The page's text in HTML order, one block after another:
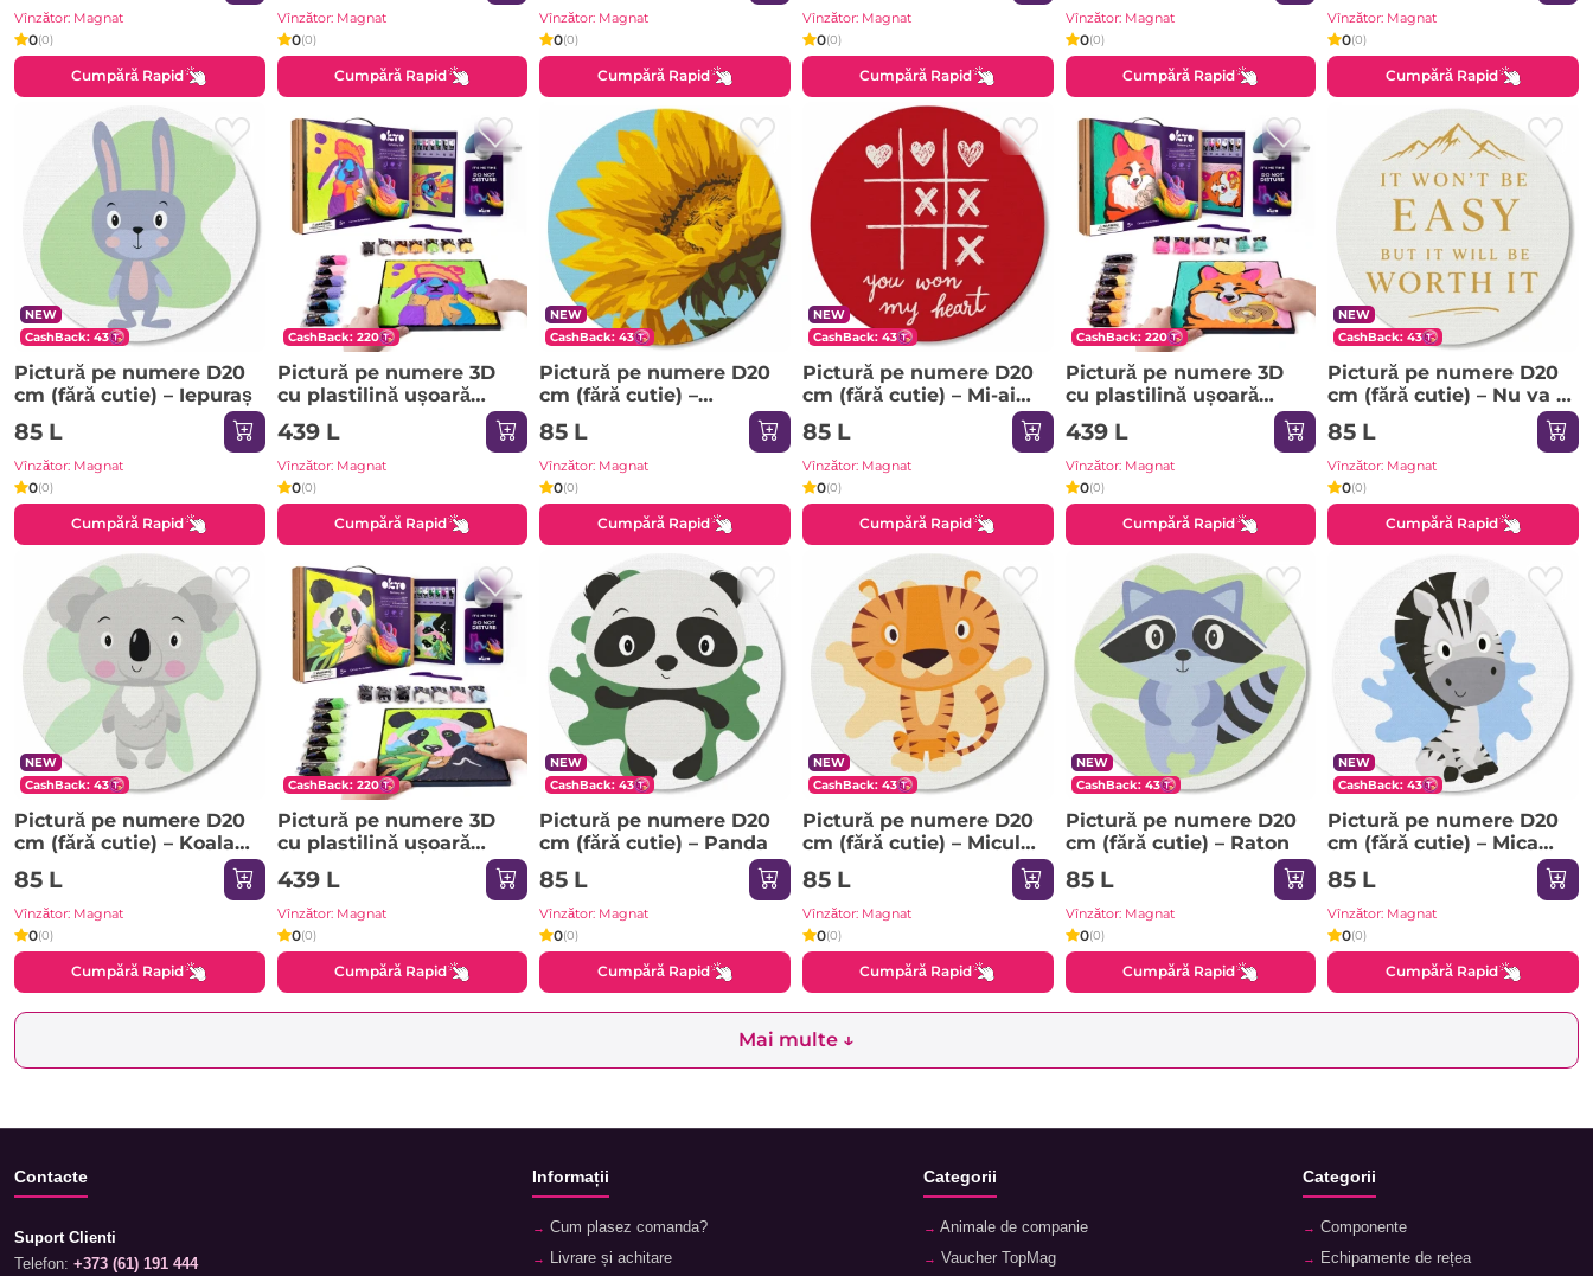
Vînzător: Magnat
0(0)
Cumpără Rapid
Vînzător: Magnat
0(0)
Cumpără Rapid
Vînzător: Magnat
0(0)
Cumpără Rapid
Vînzător: Magnat
0(0)
Cumpără Rapid
Vînzător: Magnat
0(0)
Cumpără Rapid
Vînzător: Magnat
0(0)
Cumpără Rapid
NEW
CashBack: 43
Pictură pe numere D20
сm (fără cutie) – Iepuraș
85 L
Vînzător: Magnat
0(0)
Cumpără Rapid
CashBack: 220
Pictură pe numere 3D
cu plastilină ușoară
29x29 сm – Iepure
439 L
Vînzător: Magnat
0(0)
Cumpără Rapid
NEW
CashBack: 43
Pictură pe numere D20
сm (fără cutie) –
Floarea-soarelui
strălucitoare
85 L
Vînzător: Magnat
0(0)
Cumpără Rapid
NEW
CashBack: 43
Pictură pe numere D20
сm (fără cutie) – Mi-ai
cucerit inima
85 L
Vînzător: Magnat
0(0)
Cumpără Rapid
CashBack: 220
Pictură pe numere 3D
cu plastilină ușoară
29x29 сm – Vulpea
439 L
Vînzător: Magnat
0(0)
Cumpără Rapid
NEW
CashBack: 43
Pictură pe numere D20
сm (fără cutie) – Nu va fi
ușor
85 L
Vînzător: Magnat
0(0)
Cumpără Rapid
NEW
CashBack: 43
Pictură pe numere D20
сm (fără cutie) – Koala
prietenoasă
85 L
Vînzător: Magnat
0(0)
Cumpără Rapid
CashBack: 220
Pictură pe numere 3D
cu plastilină ușoară
29x29 сm – Panda
439 L
Vînzător: Magnat
0(0)
Cumpără Rapid
NEW
CashBack: 43
Pictură pe numere D20
сm (fără cutie) – Panda
85 L
Vînzător: Magnat
0(0)
Cumpără Rapid
NEW
CashBack: 43
Pictură pe numere D20
сm (fără cutie) – Micul
pui de tigru
85 L
Vînzător: Magnat
0(0)
Cumpără Rapid
NEW
CashBack: 43
Pictură pe numere D20
сm (fără cutie) – Raton
85 L
Vînzător: Magnat
0(0)
Cumpără Rapid
NEW
CashBack: 43
Pictură pe numere D20
сm (fără cutie) – Mica
zebră
85 L
Vînzător: Magnat
0(0)
Cumpără Rapid
Mai multe ↓
Contacte
Suport Clienti
Telefon: +373 (61) 191 444
Informații
Cum plasez comanda?
Livrare și achitare
Categorii
Animale de companie
Vaucher TopMag
Categorii
Componente
Echipamente de rețea